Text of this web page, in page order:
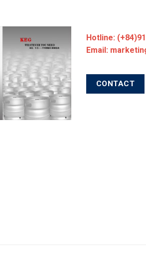
Hotline:
Email:
CONTACT